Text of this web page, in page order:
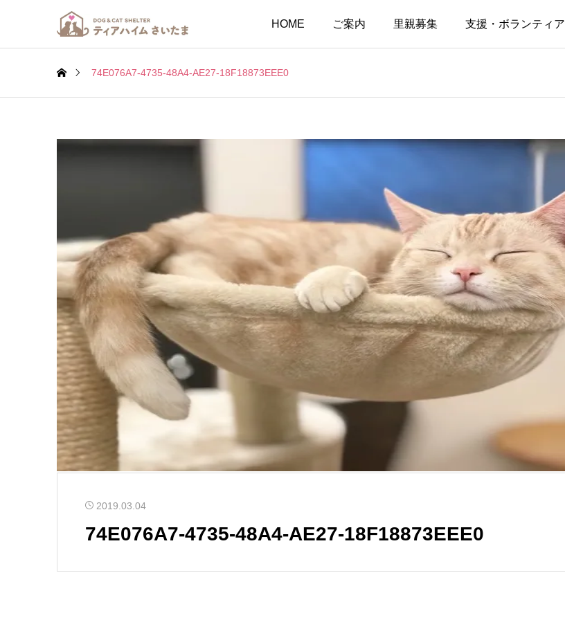
HOME ご案内 里親募集 支援・ボランティア
74E076A7-4735-48A4-AE27-18F18873EEE0
2019.03.04
74E076A7-4735-48A4-AE27-18F18873EEE0